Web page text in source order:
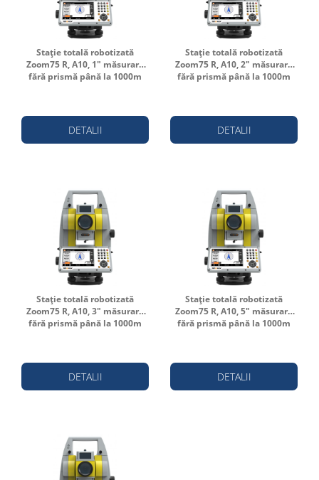
Stație totală robotizată
Zoom75 R, A10, 1" măsurare
fără prismă până la 1000m
DETALII
Stație totală robotizată
Zoom75 R, A10, 2" măsurare
fără prismă până la 1000m
DETALII
Stație totală robotizată
Zoom75 R, A10, 3" măsurare
fără prismă până la 1000m
DETALII
Stație totală robotizată
Zoom75 R, A10, 5" măsurare
fără prismă până la 1000m
DETALII